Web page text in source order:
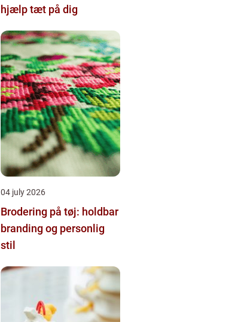
hjælp tæt på dig
04 july 2026
Brodering på tøj: holdbar
branding og personlig
stil